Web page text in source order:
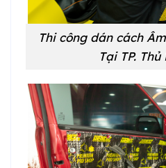
Thi công dán cách
Tại TP.